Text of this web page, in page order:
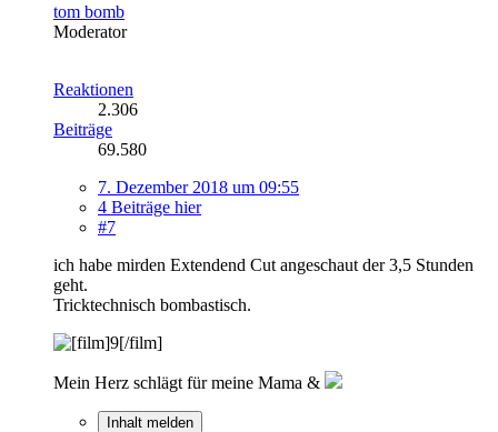
tom bomb
Moderator
Reaktionen
2.306
Beiträge
69.580
7. Dezember 2018 um 09:55
4 Beiträge hier
#7
ich habe mirden Extendend Cut angeschaut der 3,5 Stunden
geht.
Tricktechnisch bombastisch.
Mein Herz schlägt für meine Mama &
Inhalt melden